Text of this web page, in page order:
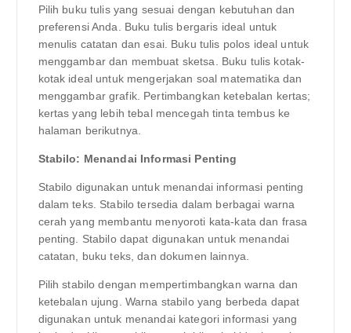
Pilih buku tulis yang sesuai dengan kebutuhan dan
preferensi Anda. Buku tulis bergaris ideal untuk
menulis catatan dan esai. Buku tulis polos ideal untuk
menggambar dan membuat sketsa. Buku tulis kotak-
kotak ideal untuk mengerjakan soal matematika dan
menggambar grafik. Pertimbangkan ketebalan kertas;
kertas yang lebih tebal mencegah tinta tembus ke
halaman berikutnya.
Stabilo: Menandai Informasi Penting
Stabilo digunakan untuk menandai informasi penting
dalam teks. Stabilo tersedia dalam berbagai warna
cerah yang membantu menyoroti kata-kata dan frasa
penting. Stabilo dapat digunakan untuk menandai
catatan, buku teks, dan dokumen lainnya.
Pilih stabilo dengan mempertimbangkan warna dan
ketebalan ujung. Warna stabilo yang berbeda dapat
digunakan untuk menandai kategori informasi yang